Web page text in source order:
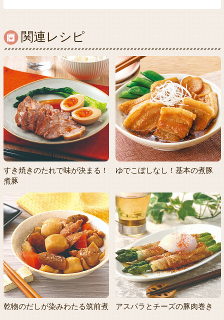
関連レシピ
すき焼きのたれで味が決まる！
煮豚
ゆでこぼしなし！基本の煮豚
乾物のだしが染みわたる筑前煮 アスパラとチーズの豚肉巻き